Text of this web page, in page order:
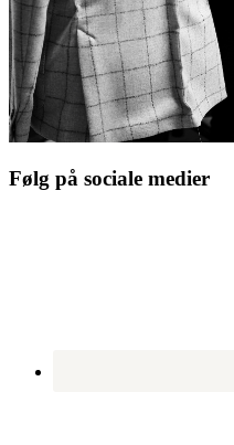
Følg på sociale medier